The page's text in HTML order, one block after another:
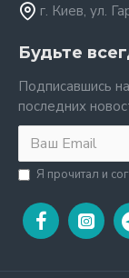
г. Киев, ул.
Будьте
Подписавшись
последних
Я прочитал и